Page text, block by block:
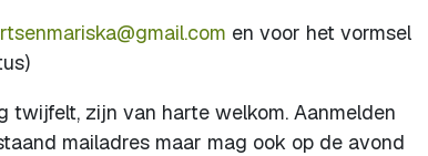
en voor het vormsel
zijn van harte welkom. Aanmelden
mailadres maar mag ook op de avond